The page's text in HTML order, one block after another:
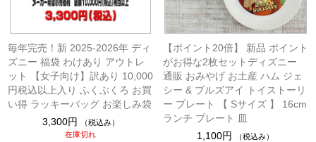
毎年完売！新 2025-2026年 ディ
ズニー 福袋 わけあり アウトレ
ット 【女子向け】訳あり 10,000
円税込以上入り ふくぶくろ お買
い得 ラッキーバッグ お楽しみ袋
3,300円
（税込み）
在庫切れ
【ポイント20倍】 新品 ポイント
がお得な2枚セットディズニー
通販 おみやげ お土産 ハム ジェ
シー & ブルズアイ トイストーリ
ー プレート 【 Sサイズ 】 16cm
ランチ プレート 皿
1,100円
（税込み）